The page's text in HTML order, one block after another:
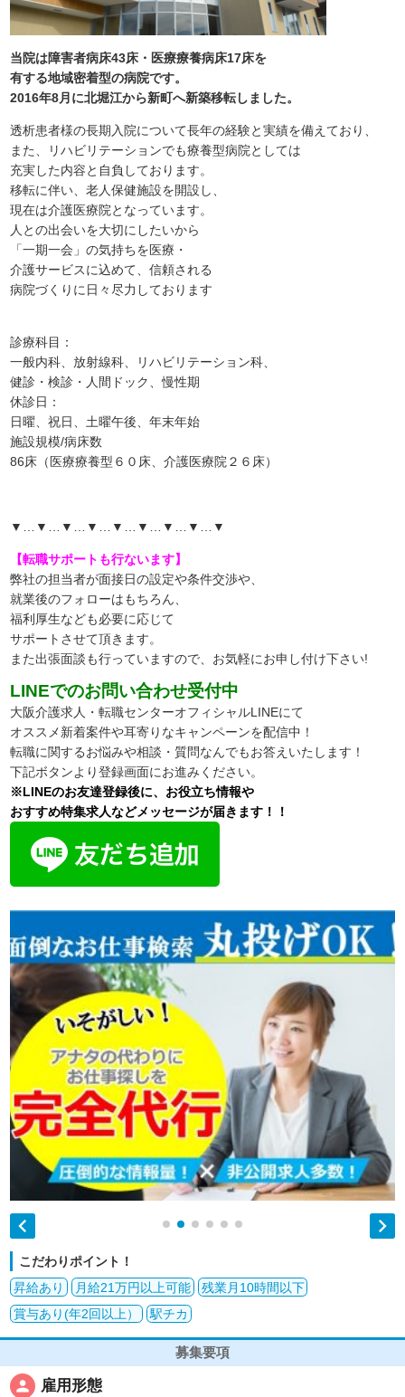
当院は障害者病床43床・医療療養病床17床を
有する地域密着型の病院です。
2016年8月に北堀江から新町へ新築移転しました。
透析患者様の長期入院について長年の経験と実績を備えており、
また、リハビリテーションでも療養型病院としては
充実した内容と自負しております。
移転に伴い、老人保健施設を開設し、
現在は介護医療院となっています。
人との出会いを大切にしたいから
「一期一会」の気持ちを医療・
介護サービスに込めて、信頼される
病院づくりに日々尽力しております
診療科目：
一般内科、放射線科、リハビリテーション科、
健診・検診・人間ドック、慢性期
休診日：
日曜、祝日、土曜午後、年末年始
施設規模/病床数
86床（医療療養型６０床、介護医療院２６床）
▼…▼…▼…▼…▼…▼…▼…▼…▼
【転職サポートも行ないます】
弊社の担当者が面接日の設定や条件交渉や、
就業後のフォローはもちろん、
福利厚生なども必要に応じて
サポートさせて頂きます。
また出張面談も行っていますので、 お気軽にお申し付け下さい!
LINEでのお問い合わせ受付中
大阪介護求人・転職センターオフィシャルLINEにて
オススメ新着案件や耳寄りなキャンペーンを配信中！
転職に関するお悩みや相談・質問なんでもお答えいたします！
下記ボタンより登録画面にお進みください。
※LINEのお友達登録後に、お役立ち情報や
おすすめ特集求人などメッセージが届きます！！
 
こだわりポイント！
昇給あり
月給21万円以上可能
残業月10時間以下
賞与あり(年2回以上）
駅チカ
募集要項
person 雇用形態